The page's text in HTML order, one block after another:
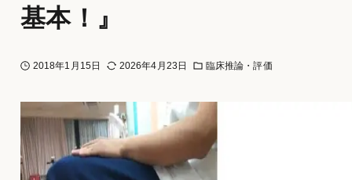
基本！』
2018年1月15日 2026年4月23日 臨床推論・評価